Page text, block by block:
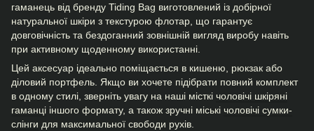
гаманець від бренду Tiding Bag виготовлений із добірної
натуральної шкіри з текстурою флотар, що гарантує
довговічність та бездоганний зовнішній вигляд виробу навіть
при активному щоденному використанні.
Цей аксесуар ідеально поміщається в кишеню, рюкзак або
діловий портфель. Якщо ви хочете підібрати повний комплект
в одному стилі, зверніть увагу на наші місткі чоловічі шкіряні
гаманці іншого формату, а також зручні міські чоловічі сумки-
слінги для максимальної свободи рухів.